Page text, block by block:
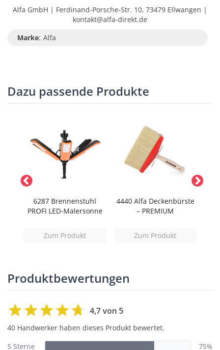
Alfa GmbH | Ferdinand-Porsche-Str. 10, 73479 Ellwangen |
kontakt@alfa-direkt.de
Marke: Alfa
Dazu passende Produkte
6287 Brennenstuhl
PROFI LED-Malersonne
Zum Produkt
4440 Alfa Deckenbürste
– PREMIUM
Zum Produkt
Produktbewertungen
4,7 von 5
40 Handwerker haben dieses Produkt bewertet.
5 Sterne
75%